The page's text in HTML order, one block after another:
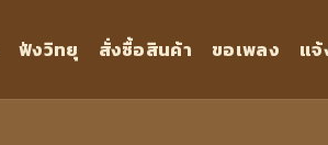
ฟังวิทยุ สั่งซื้อสินค้า ขอเพลง แจ้